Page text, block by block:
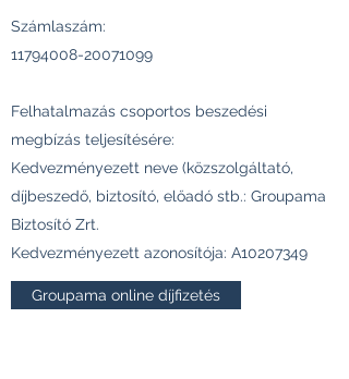
Számlaszám:
11794008-20071099
Felhatalmazás csoportos beszedési
megbízás teljesítésére:
Kedvezményezett neve (közszolgáltató,
díjbeszedő, biztosító, előadó stb.: Groupama
Biztosító Zrt.
Kedvezményezett azonosítója: A10207349
Groupama online díjfizetés